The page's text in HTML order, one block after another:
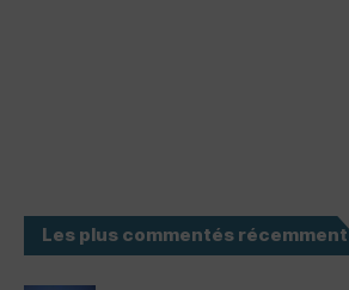
Les plus commentés récemment